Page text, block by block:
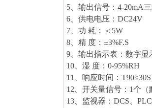
5、输出信号：4-20mA
6、供电电压：DC24V
7、功 耗：＜5W
8、精 度：±3%F.S
9、输出指示表：数字显
10、湿 度：0-95%RH
11、响应时间：T90≤30S
12、开关量信号：1个
13、监视器：DCS、PLC